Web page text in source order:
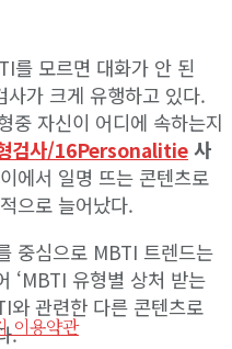
이용약관
를 모르면 대화가 안 된
가 크게 유행하고 있다.
중 자신이 어디에 속하는지
검사/16Personalitie 사
에서 일명 뜨는 콘텐츠로
으로 늘어났다.
중심으로 MBTI 트렌드는
‘MBTI 유형별 상처 받는
와 관련한 다른 콘텐츠로
.